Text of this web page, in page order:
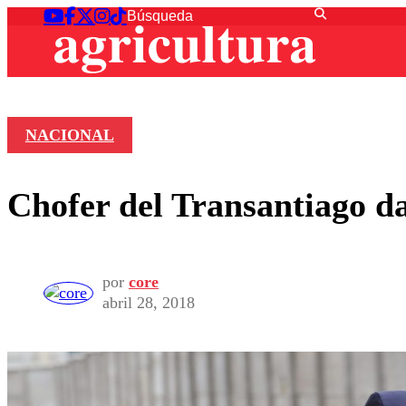
NACIONAL
Chofer del Transantiago
por core
abril 28, 2018